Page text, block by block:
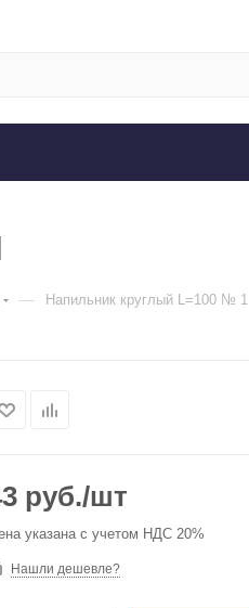
— Напильник круглый L=100 № 1
руб./шт
указана с учетом НДС 20%
Нашли дешевле?